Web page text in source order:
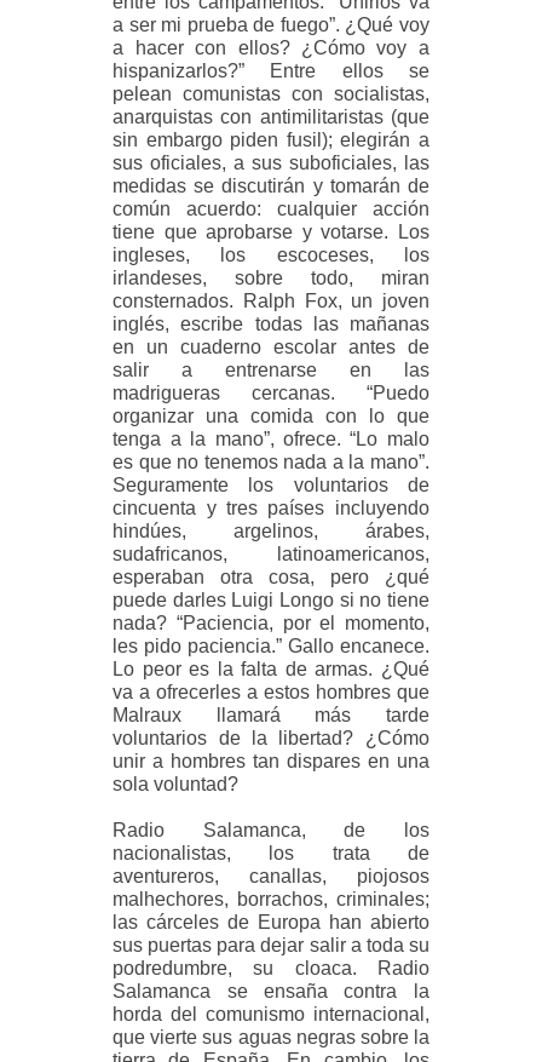
a ser mi prueba de fuego”. ¿Qué voy
a hacer con ellos? ¿Cómo voy a
hispanizarlos?” Entre ellos se
pelean comunistas con socialistas,
anarquistas con antimilitaristas (que
sin embargo piden fusil); elegirán a
sus oficiales, a sus suboficiales, las
medidas se discutirán y tomarán de
común acuerdo: cualquier acción
tiene que aprobarse y votarse. Los
ingleses, los escoceses, los
irlandeses, sobre todo, miran
consternados. Ralph Fox, un joven
inglés, escribe todas las mañanas
en un cuaderno escolar antes de
salir a entrenarse en las
madrigueras cercanas. “Puedo
organizar una comida con lo que
tenga a la mano”, ofrece. “Lo malo
es que no tenemos nada a la mano”.
Seguramente los voluntarios de
cincuenta y tres países incluyendo
hindúes, argelinos, árabes,
sudafricanos, latinoamericanos,
esperaban otra cosa, pero ¿qué
puede darles Luigi Longo si no tiene
nada? “Paciencia, por el momento,
les pido paciencia.” Gallo encanece.
Lo peor es la falta de armas. ¿Qué
va a ofrecerles a estos hombres que
Malraux llamará más tarde
voluntarios de la libertad? ¿Cómo
unir a hombres tan dispares en una
sola voluntad?
Radio Salamanca, de los
nacionalistas, los trata de
aventureros, canallas, piojosos
malhechores, borrachos, criminales;
las cárceles de Europa han abierto
sus puertas para dejar salir a toda su
podredumbre, su cloaca. Radio
Salamanca se ensaña contra la
horda del comunismo internacional,
que vierte sus aguas negras sobre la